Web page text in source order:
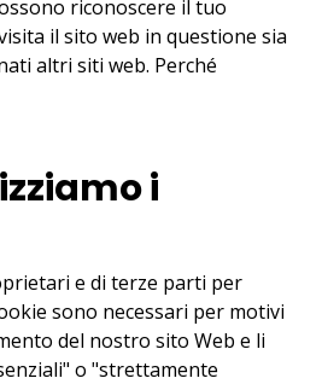
riconoscere il tuo
il sito web in questione sia
altri siti web. Perché
i
e di terze parti per
sono necessari per motivi
del nostro sito Web e li
o "strettamente